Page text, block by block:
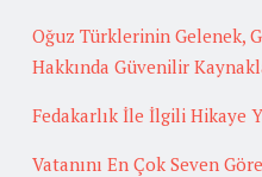
Oğuz Türklerinin Gelenek,
Hakkında Güvenilir
Fedakarlık İle İlgili Hikaye
Vatanını En Çok Seven